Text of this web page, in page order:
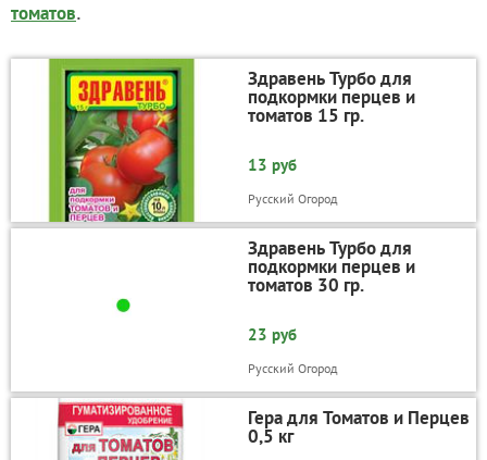
томатов.
Здравень Турбо для
подкормки перцев и
томатов 15 гр.
13 руб
Русский Огород
Здравень Турбо для
подкормки перцев и
томатов 30 гр.
23 руб
Русский Огород
Гера для Томатов и Перцев
0,5 кг